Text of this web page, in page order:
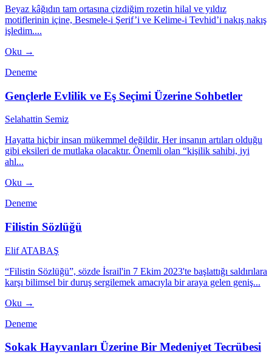
Beyaz kâğıdın tam ortasına çizdiğim rozetin hilal ve yıldız
motiflerinin içine, Besmele-i Şerif’i ve Kelime-i Tevhid’i nakış nakış
işledim....
Oku →
Deneme
Gençlerle Evlilik ve Eş Seçimi Üzerine Sohbetler
Selahattin Semiz
Hayatta hiçbir insan mükemmel değildir. Her insanın artıları olduğu
gibi eksileri de mutlaka olacaktır. Önemli olan “kişilik sahibi, iyi
ahl...
Oku →
Deneme
Filistin Sözlüğü
Elif ATABAŞ
“Filistin Sözlüğü”, sözde İsrail'in 7 Ekim 2023'te başlattığı saldırılara
karşı bilimsel bir duruş sergilemek amacıyla bir araya gelen geniş...
Oku →
Deneme
Sokak Hayvanları Üzerine Bir Medeniyet Tecrübesi